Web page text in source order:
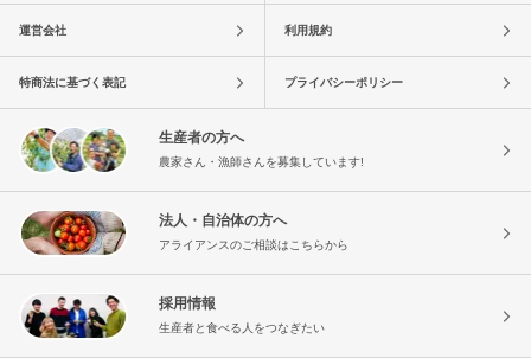
運営会社 利用規約
特商法に基づく表記 プライバシーポリシー
生産者の方へ
農家さん・漁師さんを募集しています!
法人・自治体の方へ
アライアンスのご相談はこちらから
採用情報
生産者と食べる人をつなぎたい